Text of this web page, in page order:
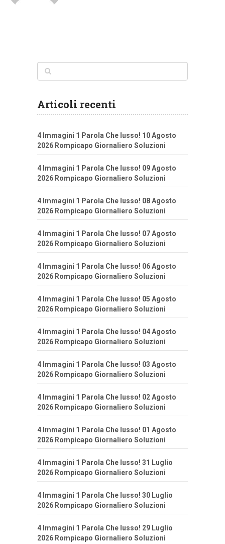
Articoli recenti
4 Immagini 1 Parola Che lusso! 10 Agosto
2026 Rompicapo Giornaliero Soluzioni
4 Immagini 1 Parola Che lusso! 09 Agosto
2026 Rompicapo Giornaliero Soluzioni
4 Immagini 1 Parola Che lusso! 08 Agosto
2026 Rompicapo Giornaliero Soluzioni
4 Immagini 1 Parola Che lusso! 07 Agosto
2026 Rompicapo Giornaliero Soluzioni
4 Immagini 1 Parola Che lusso! 06 Agosto
2026 Rompicapo Giornaliero Soluzioni
4 Immagini 1 Parola Che lusso! 05 Agosto
2026 Rompicapo Giornaliero Soluzioni
4 Immagini 1 Parola Che lusso! 04 Agosto
2026 Rompicapo Giornaliero Soluzioni
4 Immagini 1 Parola Che lusso! 03 Agosto
2026 Rompicapo Giornaliero Soluzioni
4 Immagini 1 Parola Che lusso! 02 Agosto
2026 Rompicapo Giornaliero Soluzioni
4 Immagini 1 Parola Che lusso! 01 Agosto
2026 Rompicapo Giornaliero Soluzioni
4 Immagini 1 Parola Che lusso! 31 Luglio
2026 Rompicapo Giornaliero Soluzioni
4 Immagini 1 Parola Che lusso! 30 Luglio
2026 Rompicapo Giornaliero Soluzioni
4 Immagini 1 Parola Che lusso! 29 Luglio
2026 Rompicapo Giornaliero Soluzioni